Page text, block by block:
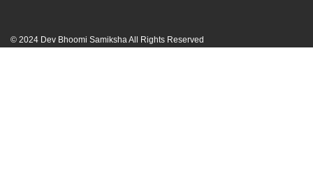
© 2024 Dev Bhoomi Samiksha All Rights Reserved